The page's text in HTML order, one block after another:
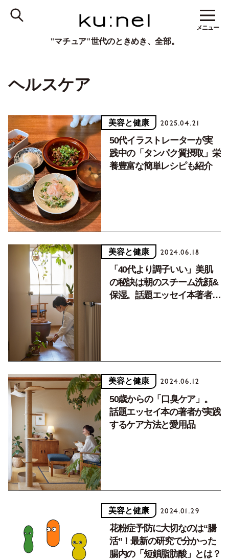
"マチュア"世代のときめき、全部。
メニュー
ヘルスケア
美容と健康 2025.04.21
50代イラストレーターが実
践中の「タンパク質摂取」栄
養豊富な簡単レシピも紹介
美容と健康 2024.06.18
「40代より調子いい」美肌
の秘訣は朝のスチーム洗顔&
保湿。話題エッセイ本著者の
美容と健康 2024.06.12
50歳からの「口臭ケア」。
話題エッセイ本の著者が実践
するケア方法と愛用品
美容と健康 2024.01.29
花粉症予防に大切なのは“腸
活”！最新の研究で分かった
腸内の「短鎖脂肪酸」とは？